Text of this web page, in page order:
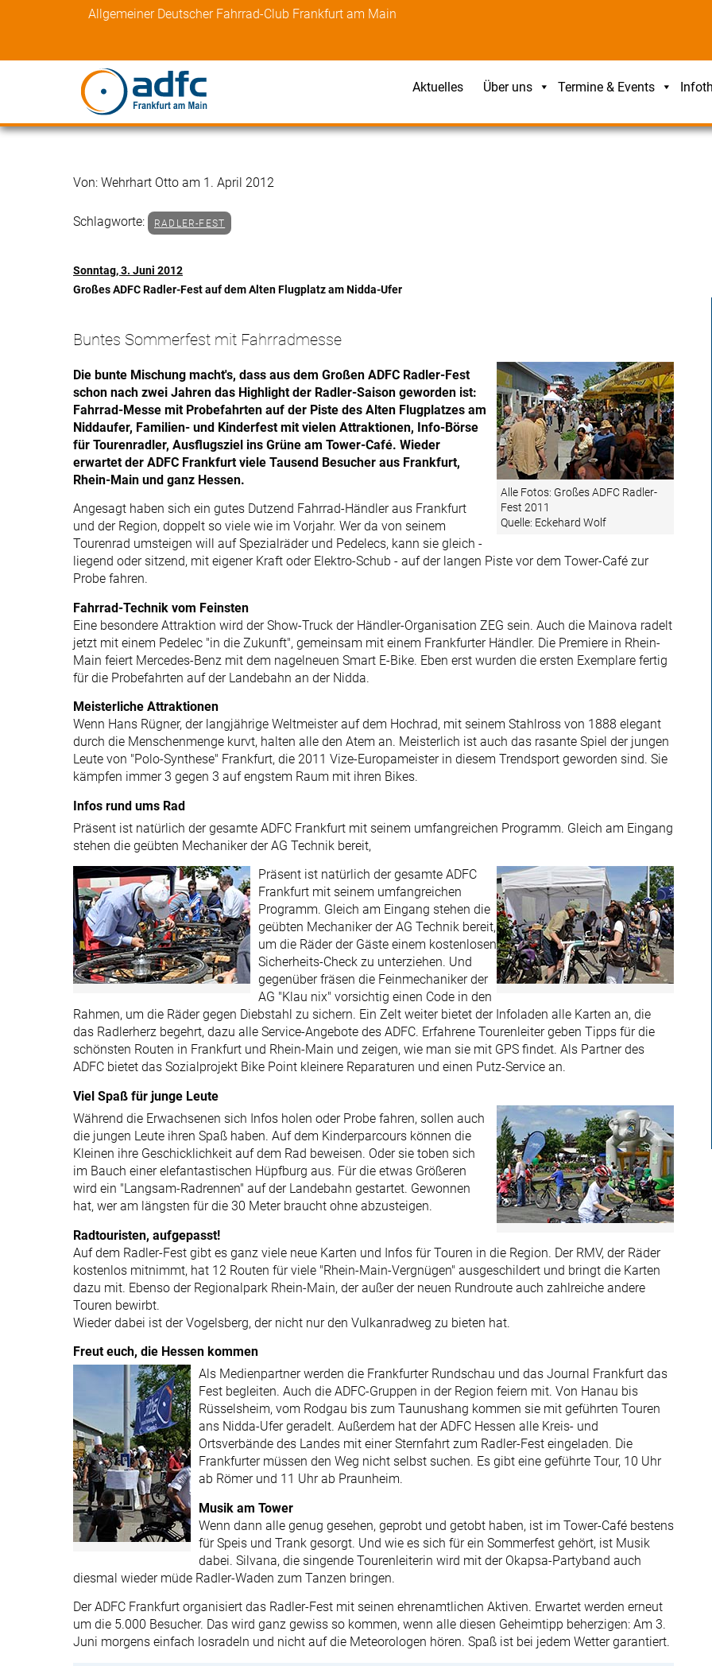
Allgemeiner Deutscher Fahrrad-Club Frankfurt am Main
Aktuelles Über uns Termine & Events
Von: Wehrhart Otto am 1. April 2012
Schlagworte: RADLER-FEST
Sonntag, 3. Juni 2012
Großes ADFC Radler-Fest auf dem Alten Flugplatz am Nidda-Ufer
Buntes Sommerfest mit Fahrradmesse
Alle Fotos: Großes ADFC Radler-
Fest 2011
Quelle: Eckehard Wolf
Die bunte Mischung macht's, dass aus dem Großen ADFC Radler-Fest
schon nach zwei Jahren das Highlight der Radler-Saison geworden ist:
Fahrrad-Messe mit Probefahrten auf der Piste des Alten Flugplatzes am
Niddaufer, Familien- und Kinderfest mit vielen Attraktionen, Info-Börse
für Tourenradler, Ausflugsziel ins Grüne am Tower-Café. Wieder
erwartet der ADFC Frankfurt viele Tausend Besucher aus Frankfurt,
Rhein-Main und ganz Hessen.
Angesagt haben sich ein gutes Dutzend Fahrrad-Händler aus Frankfurt
und der Region, doppelt so viele wie im Vorjahr. Wer da von seinem
Tourenrad umsteigen will auf Spezialräder und Pedelecs, kann sie gleich -
liegend oder sitzend, mit eigener Kraft oder Elektro-Schub - auf der langen Piste vor dem Tower-Café zur
Probe fahren.
Fahrrad-Technik vom Feinsten
Eine besondere Attraktion wird der Show-Truck der Händler-Organisation ZEG sein. Auch die Mainova radelt
jetzt mit einem Pedelec "in die Zukunft", gemeinsam mit einem Frankfurter Händler. Die Premiere in Rhein-
Main feiert Mercedes-Benz mit dem nagelneuen Smart E-Bike. Eben erst wurden die ersten Exemplare fertig
für die Probefahrten auf der Landebahn an der Nidda.
Meisterliche Attraktionen
Wenn Hans Rügner, der langjährige Weltmeister auf dem Hochrad, mit seinem Stahlross von 1888 elegant
durch die Menschenmenge kurvt, halten alle den Atem an. Meisterlich ist auch das rasante Spiel der jungen
Leute von "Polo-Synthese" Frankfurt, die 2011 Vize-Europameister in diesem Trendsport geworden sind. Sie
kämpfen immer 3 gegen 3 auf engstem Raum mit ihren Bikes.
Infos rund ums Rad
Präsent ist natürlich der gesamte ADFC Frankfurt mit seinem umfangreichen Programm. Gleich am Eingang
stehen die geübten Mechaniker der AG Technik bereit,
Präsent ist natürlich der gesamte ADFC
Frankfurt mit seinem umfangreichen
Programm. Gleich am Eingang stehen die
geübten Mechaniker der AG Technik bereit,
um die Räder der Gäste einem kostenlosen
Sicherheits-Check zu unterziehen. Und
gegenüber fräsen die Feinmechaniker der
AG "Klau nix" vorsichtig einen Code in den
Rahmen, um die Räder gegen Diebstahl zu sichern. Ein Zelt weiter bietet der Infoladen alle Karten an, die
das Radlerherz begehrt, dazu alle Service-Angebote des ADFC. Erfahrene Tourenleiter geben Tipps für die
schönsten Routen in Frankfurt und Rhein-Main und zeigen, wie man sie mit GPS findet. Als Partner des
ADFC bietet das Sozialprojekt Bike Point kleinere Reparaturen und einen Putz-Service an.
Viel Spaß für junge Leute
Während die Erwachsenen sich Infos holen oder Probe fahren, sollen auch
die jungen Leute ihren Spaß haben. Auf dem Kinderparcours können die
Kleinen ihre Geschicklichkeit auf dem Rad beweisen. Oder sie toben sich
im Bauch einer elefantastischen Hüpfburg aus. Für die etwas Größeren
wird ein "Langsam-Radrennen" auf der Landebahn gestartet. Gewonnen
hat, wer am längsten für die 30 Meter braucht ohne abzusteigen.
Radtouristen, aufgepasst!
Auf dem Radler-Fest gibt es ganz viele neue Karten und Infos für Touren in die Region. Der RMV, der Räder
kostenlos mitnimmt, hat 12 Routen für viele "Rhein-Main-Vergnügen" ausgeschildert und bringt die Karten
dazu mit. Ebenso der Regionalpark Rhein-Main, der außer der neuen Rundroute auch zahlreiche andere
Touren bewirbt.
Wieder dabei ist der Vogelsberg, der nicht nur den Vulkanradweg zu bieten hat.
Freut euch, die Hessen kommen
Als Medienpartner werden die Frankfurter Rundschau und das Journal Frankfurt das
Fest begleiten. Auch die ADFC-Gruppen in der Region feiern mit. Von Hanau bis
Rüsselsheim, vom Rodgau bis zum Taunushang kommen sie mit geführten Touren
ans Nidda-Ufer geradelt. Außerdem hat der ADFC Hessen alle Kreis- und
Ortsverbände des Landes mit einer Sternfahrt zum Radler-Fest eingeladen. Die
Frankfurter müssen den Weg nicht selbst suchen. Es gibt eine geführte Tour, 10 Uhr
ab Römer und 11 Uhr ab Praunheim.
Musik am Tower
Wenn dann alle genug gesehen, geprobt und getobt haben, ist im Tower-Café bestens
für Speis und Trank gesorgt. Und wie es sich für ein Sommerfest gehört, ist Musik
dabei. Silvana, die singende Tourenleiterin wird mit der Okapsa-Partyband auch
diesmal wieder müde Radler-Waden zum Tanzen bringen.
Der ADFC Frankfurt organisiert das Radler-Fest mit seinen ehrenamtlichen Aktiven. Erwartet werden erneut
um die 5.000 Besucher. Das wird ganz gewiss so kommen, wenn alle diesen Geheimtipp beherzigen: Am 3.
Juni morgens einfach losradeln und nicht auf die Meteorologen hören. Spaß ist bei jedem Wetter garantiert.